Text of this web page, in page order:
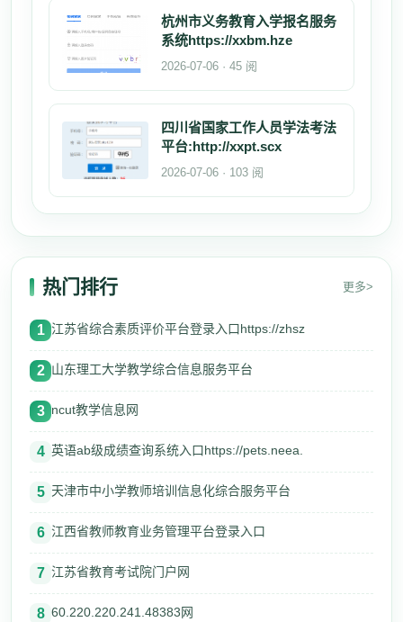
杭州市义务教育入学报名服务
系统https://xxbm.hze
2026-07-06 · 45 阅
四川省国家工作人员学法考法
平台:http://xxpt.scx
2026-07-06 · 103 阅
热门排行 更多>
1 江苏省综合素质评价平台登录入口https://zhsz
2 山东理工大学教学综合信息服务平台
3 ncut教学信息网
4 英语ab级成绩查询系统入口https://pets.neea.
5 天津市中小学教师培训信息化综合服务平台
6 江西省教师教育业务管理平台登录入口
7 江苏省教育考试院门户网
8 60.220.220.241.48383网